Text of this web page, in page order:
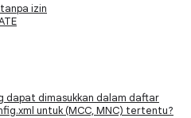
izin
dapat dimasukkan dalam daftar
untuk (MCC, MNC) tertentu?